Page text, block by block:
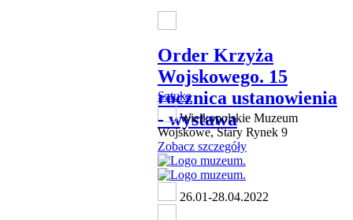
Order Krzyża
Wojskowego. 15
rocznica ustanowienia
- wystawa
Sztuka
Wielkopolskie Muzeum
Wojskowe, Stary Rynek 9
Zobacz szczegóły
26.01-28.04.2022